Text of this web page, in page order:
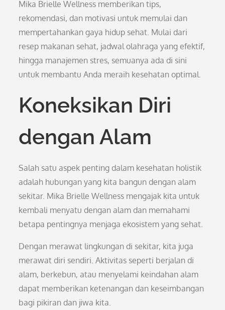
Mika Brielle Wellness memberikan tips,
rekomendasi, dan motivasi untuk memulai dan
mempertahankan gaya hidup sehat. Mulai dari
resep makanan sehat, jadwal olahraga yang efektif,
hingga manajemen stres, semuanya ada di sini
untuk membantu Anda meraih kesehatan optimal.
Koneksikan Diri
dengan Alam
Salah satu aspek penting dalam kesehatan holistik
adalah hubungan yang kita bangun dengan alam
sekitar. Mika Brielle Wellness mengajak kita untuk
kembali menyatu dengan alam dan memahami
betapa pentingnya menjaga ekosistem yang sehat.
Dengan merawat lingkungan di sekitar, kita juga
merawat diri sendiri. Aktivitas seperti berjalan di
alam, berkebun, atau menyelami keindahan alam
dapat memberikan ketenangan dan keseimbangan
bagi pikiran dan jiwa kita.